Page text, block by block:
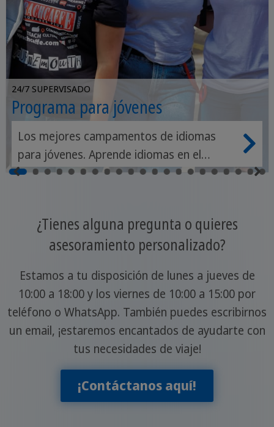
24/7 SUPERVISADO
Programa para jóvenes
Los mejores campamentos de idiomas
para jóvenes. Aprende idiomas en el
extranjero.
¿Tienes alguna pregunta o quieres
asesoramiento personalizado?
Estamos a tu disposición de lunes a jueves de
10:00 a 18:00 y los viernes de 10:00 a 15:00 por
teléfono o WhatsApp. También puedes escribirnos
un email, ¡estaremos encantados de ayudarte con
tus necesidades de viaje!
¡Contáctanos aquí!